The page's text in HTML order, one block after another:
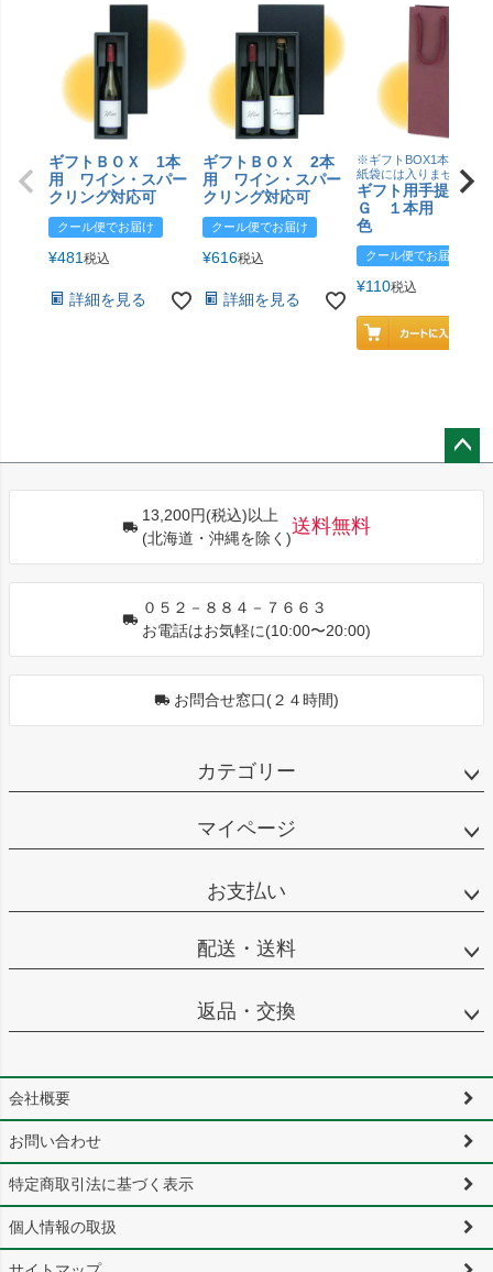
ギフトＢＯＸ 1本
用 ワイン・スパー
クリング対応可
クール便でお届け
¥481 税込
詳細を見る
ギフトＢＯＸ 2本
用 ワイン・スパー
クリング対応可
クール便でお届け
¥616税込
詳細を見る
※ギフトBOX1本用はこ
紙袋には入りません
ギフト用手提げＢ
Ｇ １本用 エン
色
クール便でお届け
¥110税込
13,200円(税込)以上
(北海道・沖縄を除く)
送料無料
０５２－８８４－７６６３
お電話はお気軽に(10:00〜20:00)
お問合せ窓口(２４時間)
カテゴリー
マイページ
お支払い
配送・送料
返品・交換
会社概要
お問い合わせ
特定商取引法に基づく表示
個人情報の取扱